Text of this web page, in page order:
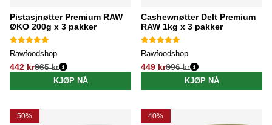
Pistasjnøtter Premium RAW
ØKO 200g x 3 pakker
Rawfoodshop
442 kr
Vanlig pris:
885 kr
KJØP NÅ
Cashewnøtter Delt Premium
RAW 1kg x 3 pakker
Rawfoodshop
449 kr
Vanlig pris:
896 kr
KJØP NÅ
50% 40%